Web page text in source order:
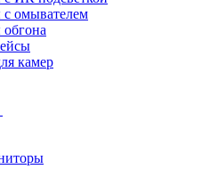
омывателем
камер